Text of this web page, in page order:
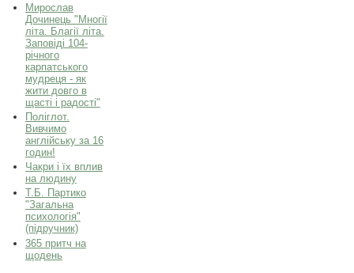
Мирослав
Дочинець "Многії
літа. Благії літа.
Заповіді 104-
річного
карпатського
мудреця - як
жити довго в
щасті і радості"
Поліглот.
Вивчимо
англійську за 16
годин!
Чакри і їх вплив
на людину
Т.Б. Партико
"Загальна
психологія"
(підручник)
365 притч на
щодень